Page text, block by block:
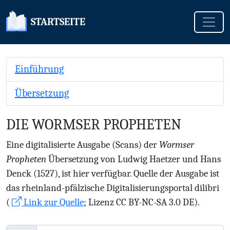
STARTSEITE
Einführung
Übersetzung
DIE WORMSER PROPHETEN
Eine digitalisierte Ausgabe (Scans) der Wormser
ProphetenÜbersetzung von Ludwig Haetzer und Hans
Denck (1527), ist hier verfügbar. Quelle der Ausgabe ist
das rheinland-pfälzische Digitalisierungsportal dilibri
(
Link zur Quelle; Lizenz CC BY-NC-SA 3.0 DE).